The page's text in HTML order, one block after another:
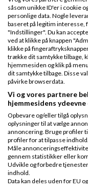
afMikkel Birlø|
De første salg er
er glade og
der er en plads,
hvornår skal man
Start
såsom unikke ID'er i cookie
personlige data. Nogle
baseret på legitim interesse,
"Indstillinger". Du kan
ved at klikke på knappen
klikke på
trække dit samtykke tilbage,
hjemmesiden og klik på
dit samtykke tilbage. Disse
påvirke browserdata.
Vi og vores partnere
hjemmesidens
Opbevare og/eller tilgå
oplysninger til at vælge
annoncering. Bruge profiler
profiler for at tilpasse
Måle
gennem statistikker eller
Udvikle og forbedre
indhold.
Data kan deles uden for EU